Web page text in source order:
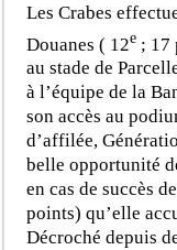
Les Crabes
Douanes ( 12e ; 17
au stade de
à l’équipe de la
son accès au
d’affilée,
belle opportunité
en cas de succès
points) qu’elle
Décroché depuis